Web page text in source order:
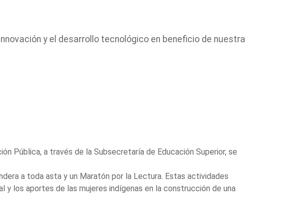
y el desarrollo tecnológico en beneficio de nuestra
Pública, a través de la Subsecretaría de Educación Superior, se
a toda asta y un Maratón por la Lectura. Estas actividades
los aportes de las mujeres indígenas en la construcción de una